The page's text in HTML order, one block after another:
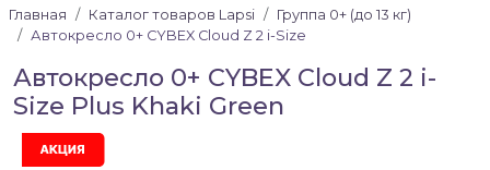
Главная Каталог товаров Lapsi
Группа 0+ (до 13 кг)
Автокресло 0+ CYBEX Cloud Z 2 i-Size
Автокресло 0+ CYBEX Cloud Z 2 i-
Size Plus Khaki Green